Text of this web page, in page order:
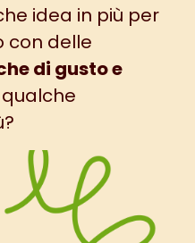
idea in più per
con delle
di gusto e